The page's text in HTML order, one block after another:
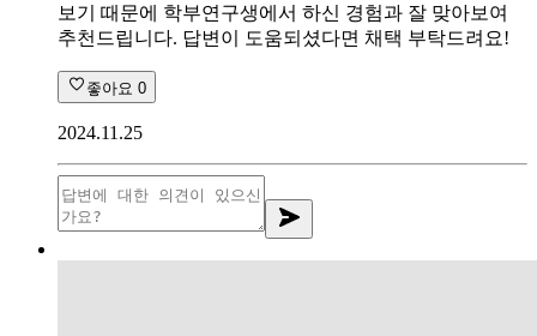
보기 때문에 학부연구생에서 하신 경험과 잘 맞아보여
추천드립니다. 답변이 도움되셨다면 채택 부탁드려요!
좋아요 0
2024.11.25